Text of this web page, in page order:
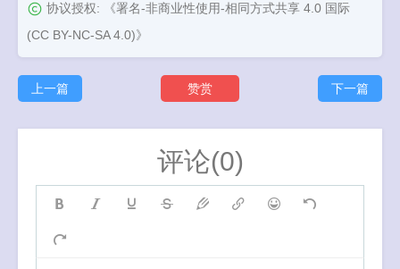
协议授权:
《署名-非商业性使用-相同方式共享 4.0 国际
(CC BY-NC-SA 4.0)》
下一篇
上一篇 赞赏
评论(0)